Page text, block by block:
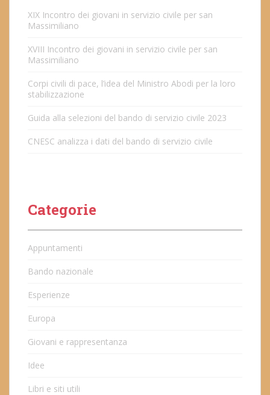
XIX Incontro dei giovani in servizio civile per san
Massimiliano
XVIII Incontro dei giovani in servizio civile per san
Massimiliano
Corpi civili di pace, l’idea del Ministro Abodi per la loro
stabilizzazione
Guida alla selezioni del bando di servizio civile 2023
CNESC analizza i dati del bando di servizio civile
Categorie
Appuntamenti
Bando nazionale
Esperienze
Europa
Giovani e rappresentanza
Idee
Libri e siti utili